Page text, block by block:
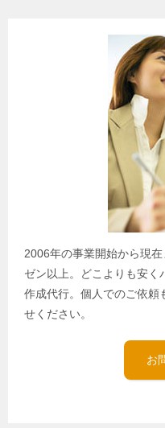
2006年の事業開始から現
ゼン以上。どこよりも安く
作成代行。個人でのご依頼
せください。
お